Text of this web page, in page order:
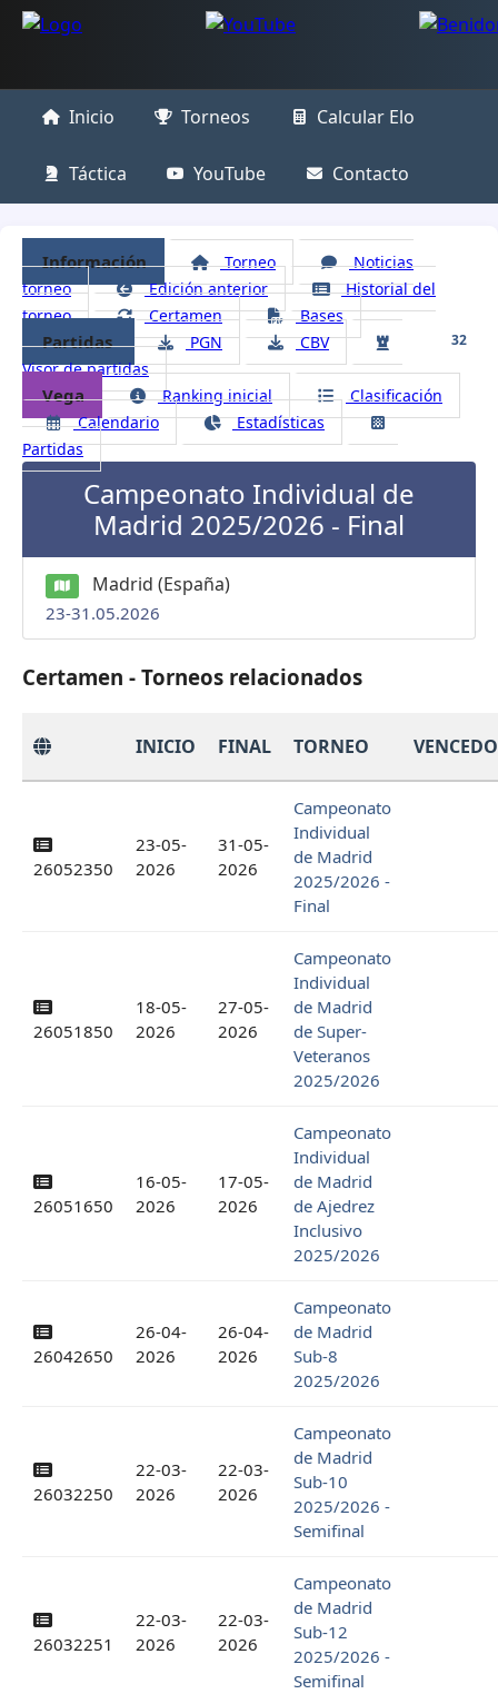
Inicio Torneos Calcular Elo
Táctica YouTube Contacto
Información Torneo
Noticias
torneo
Edición anterior
Historial del
torneo
Certamen Bases
Partidas 32
PGN
CBV
Visor de partidas
Vega Ranking inicial
Clasificación
Calendario
Estadísticas
Partidas
Campeonato Individual de
Madrid 2025/2026 - Final
Madrid (España)
23-31.05.2026
Certamen - Torneos relacionados
INICIO FINAL TORNEO
26052350
23-05-
2026
31-05-
2026
Campeonato
Individual
de Madrid
2025/2026 -
Final
26051850
18-05-
2026
27-05-
2026
Campeonato
Individual
de Madrid
de Super-
Veteranos
2025/2026
26051650
16-05-
2026
17-05-
2026
Campeonato
Individual
de Madrid
de Ajedrez
Inclusivo
2025/2026
26042650
26-04-
2026
26-04-
2026
Campeonato
de Madrid
Sub-8
2025/2026
26032250
22-03-
2026
22-03-
2026
Campeonato
de Madrid
Sub-10
2025/2026 -
Semifinal
26032251
22-03-
2026
22-03-
2026
Campeonato
de Madrid
Sub-12
2025/2026 -
Semifinal